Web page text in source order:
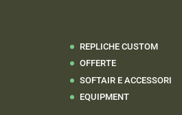
REPLICHE CUSTOM
OFFERTE
SOFTAIR E ACCESSORI
EQUIPMENT